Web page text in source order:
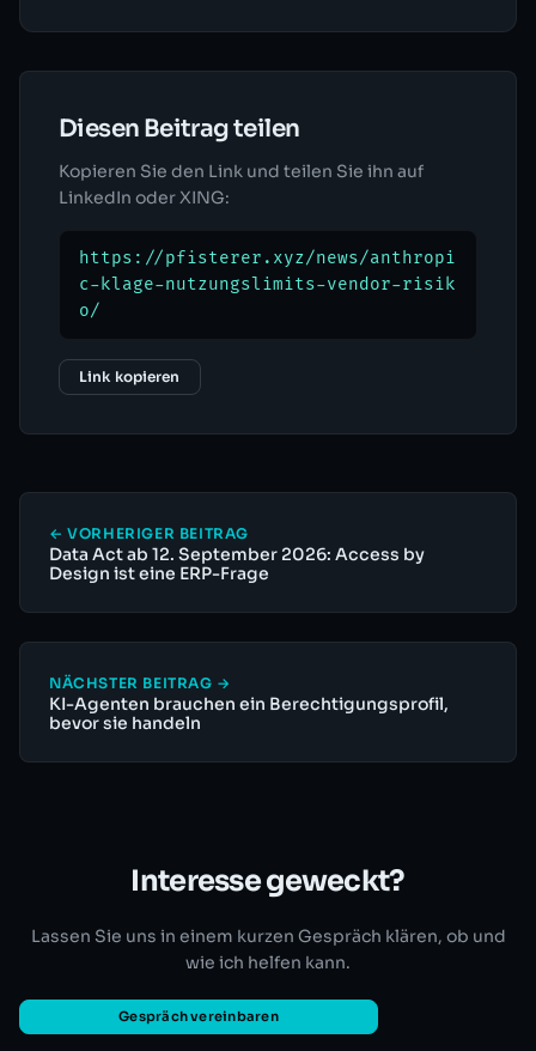
Diesen Beitrag teilen
Kopieren Sie den Link und teilen Sie ihn auf
LinkedIn oder XING:
https://pfisterer.xyz/news/anthropi
c-klage-nutzungslimits-vendor-risik
o/
Link kopieren
← VORHERIGER BEITRAG
Data Act ab 12. September 2026: Access by
Design ist eine ERP-Frage
NÄCHSTER BEITRAG →
KI-Agenten brauchen ein Berechtigungsprofil,
bevor sie handeln
Interesse geweckt?
Lassen Sie uns in einem kurzen Gespräch klären, ob und
wie ich helfen kann.
Gespräch vereinbaren